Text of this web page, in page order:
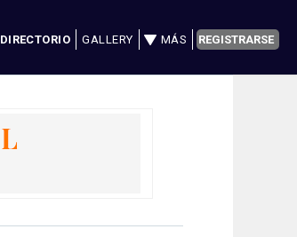
DIRECTORIO GALLERY MÁS REGISTRARSE